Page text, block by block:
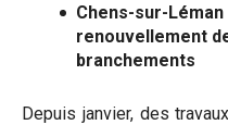
Chens-sur-
renouvellement
branchements
Depuis janvier, des